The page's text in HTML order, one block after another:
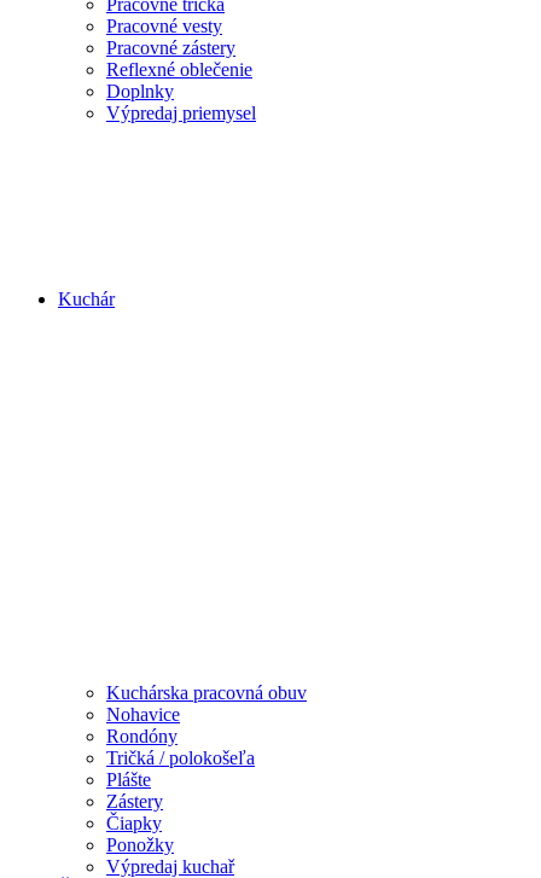
Pracovné vesty
Pracovné zástery
Reflexné oblečenie
Doplnky
Výpredaj priemysel
Kuchár
Kuchárska pracovná obuv
Nohavice
Rondóny
Tričká / polokošeľa
Plášte
Zástery
Čiapky
Ponožky
Výpredaj kuchař